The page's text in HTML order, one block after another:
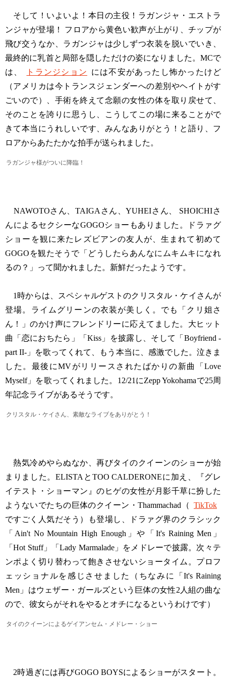
そして！いよいよ！本日の主役！ラガンジャ・エストラ
ンジャが登場！ フロアから黄色い歓声が上がり、チップが
飛び交うなか、ラガンジャは少しずつ衣装を脱いでいき、
最終的に乳首と局部を隠しただけの姿になりました。MCで
は、
トランジション
には不安があったし怖かったけど
（アメリカは今トランスジェンダーへの差別やヘイトがす
ごいので）、手術を終えて念願の女性の体を取り戻せて、
そのことを誇りに思うし、こうしてこの場に来ることがで
きて本当にうれしいです、みんなありがとう！と語り、フ
ロアからあたたかな拍手が送られました。
ラガンジャ様がついに降臨！
NAWOTOさん、TAIGAさん、YUHEIさん、 SHOICHIさ
んによるセクシーなGOGOショーもありました。ドラァグ
ショーを観に来たレズビアンの友人が、生まれて初めて
GOGOを観たそうで「どうしたらあんなにムキムキになれ
るの？」って聞かれました。新鮮だったようです。
1時からは、スペシャルゲストのクリスタル・ケイさんが
登場。ライムグリーンの衣装が美しく。でも「クリ姐さ
ん！」のかけ声にフレンドリーに応えてました。大ヒット
曲「恋におちたら」「Kiss」を披露し、そして「Boyfriend -
part II-」を歌ってくれて、もう本当に、感激でした。泣きま
した。最後にMVがリリースされたばかりの新曲「Love
Myself」を歌ってくれました。12/21にZepp Yokohamaで25周
年記念ライブがあるそうです。
クリスタル・ケイさん、素敵なライブをありがとう！
熱気冷めやらぬなか、再びタイのクイーンのショーが始
まりました。ELISTAとTOO CALDERONEに加え、『グレ
イテスト・ショーマン』のヒゲの女性が月影千草に扮した
ようないでたちの巨体のクイーン・Thammachad（ TikTok
ですごく人気だそう）も登場し、ドラァグ界のクラシック
「Ain't No Mountain High Enough」や「It's Raining Men」
「Hot Stuff」「Lady Marmalade」をメドレーで披露。次々テ
ンポよく切り替わって飽きさせないショータイム。プロフ
ェッショナルを感じさせました（ちなみに「It's Raining
Men」はウェザー・ガールズという巨体の女性2人組の曲な
ので、彼女らがそれをやるとオチになるというわけです）
タイのクイーンによるゲイアンセム・メドレー・ショー
2時過ぎには再びGOGO BOYSによるショーがスタート。